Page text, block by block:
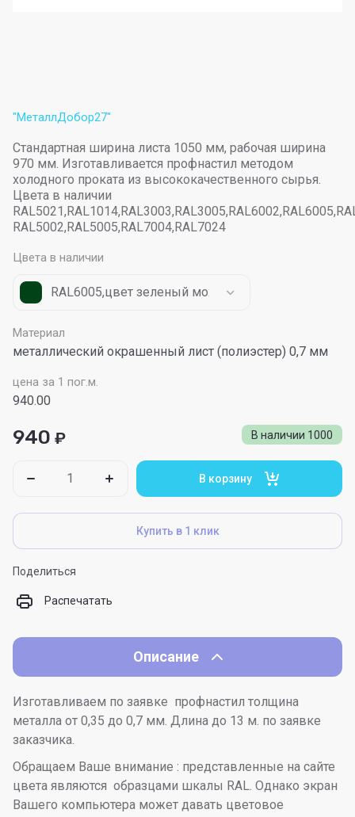
"МеталлДобор27"
Стандартная ширина листа 1050 мм, рабочая ширина
970 мм. Изготавливается профнастил методом
холодного проката из высококачественного сырья.
Цвета в наличии
RAL5002,RAL5005,RAL7004,RAL7024
Цвета в наличии
RAL6005,цвет зеленый мох
Материал
металлический окрашенный лист (полиэстер) 0,7 мм
цена за 1 пог.м.
940.00
В наличии 1000
940 ₽
В корзину
Купить в 1 клик
Поделиться
Распечатать
Описание
Изготавливаем по заявке профнастил толщина
металла от 0,35 до 0,7 мм. Длина до 13 м. по заявке
заказчика.
Обращаем Ваше внимание : представленные на сайте
цвета являются образцами шкалы RAL. Однако экран
Вашего компьютера может давать цветовое